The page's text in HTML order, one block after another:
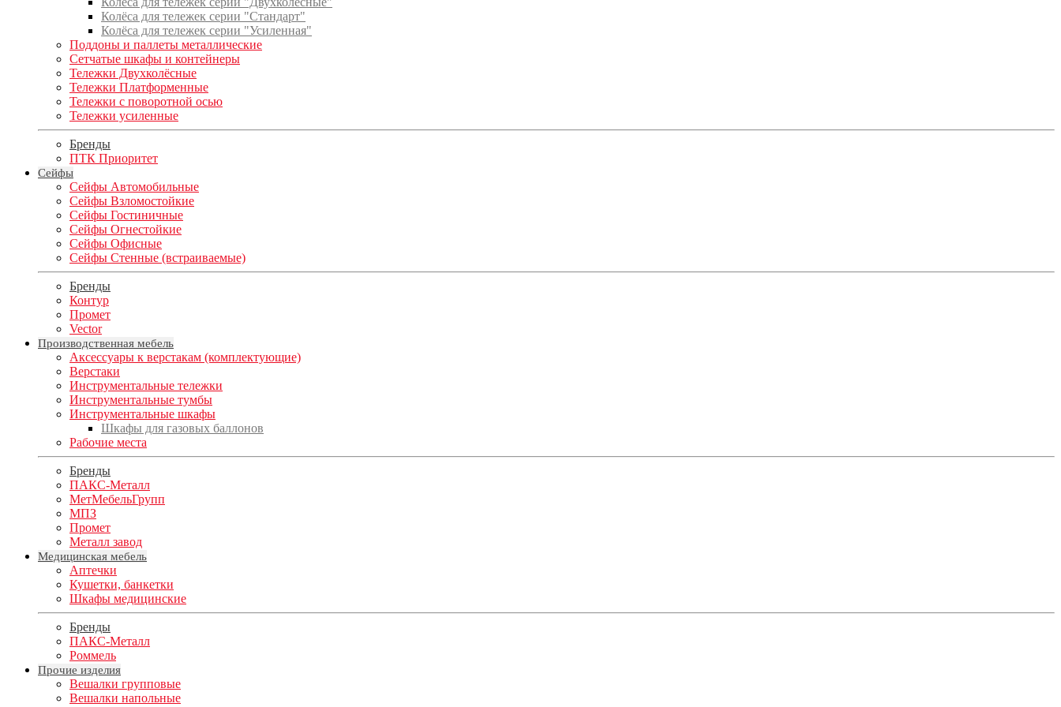
Колёса для тележек серии "Стандарт"
Колёса для тележек серии "Усиленная"
Поддоны и паллеты металлические
Сетчатые шкафы и контейнеры
Тележки Двухколёсные
Тележки Платформенные
Тележки с поворотной осью
Тележки усиленные
Бренды
ПТК Приоритет
Сейфы
Сейфы Автомобильные
Сейфы Взломостойкие
Сейфы Гостиничные
Сейфы Огнестойкие
Сейфы Офисные
Сейфы Стенные (встраиваемые)
Бренды
Контур
Промет
Vector
Производственная мебель
Аксессуары к верстакам (комплектующие)
Верстаки
Инструментальные тележки
Инструментальные тумбы
Инструментальные шкафы
Шкафы для газовых баллонов
Рабочие места
Бренды
ПАКС-Металл
МетМебельГрупп
МПЗ
Промет
Металл завод
Медицинская мебель
Аптечки
Кушетки, банкетки
Шкафы медицинские
Бренды
ПАКС-Металл
Роммель
Прочие изделия
Вешалки групповые
Вешалки напольные